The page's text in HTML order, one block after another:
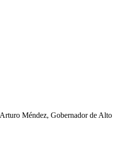
Méndez, Gobernador de